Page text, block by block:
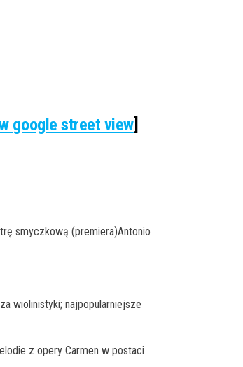
google street view]
smyczkową (premiera)Antonio
wiolinistyki; najpopularniejsze
z opery Carmen w postaci